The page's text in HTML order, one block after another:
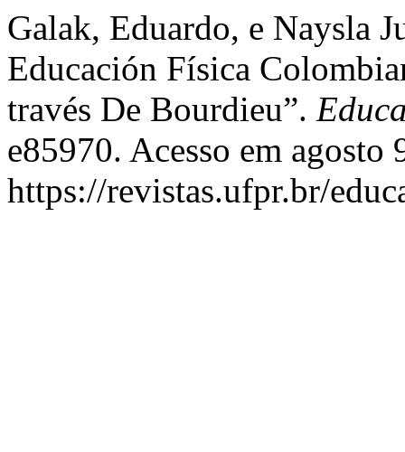
Galak, Eduardo, e Naysla
Educación Física
través De Bourdieu”.
e85970. Acesso em agosto
https://revistas.ufpr.br/